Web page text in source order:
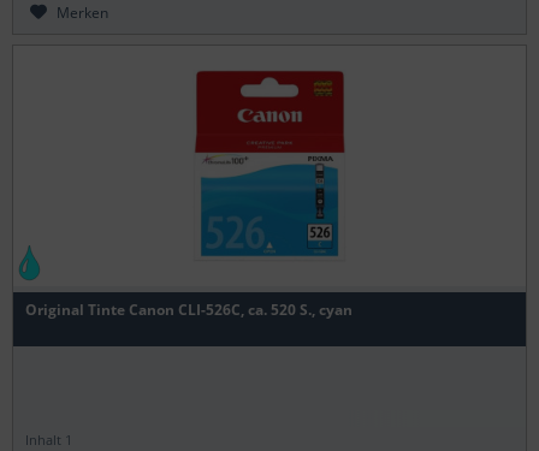
Merken
Original Tinte Canon CLI-526C, ca. 520 S., cyan
Inhalt 1